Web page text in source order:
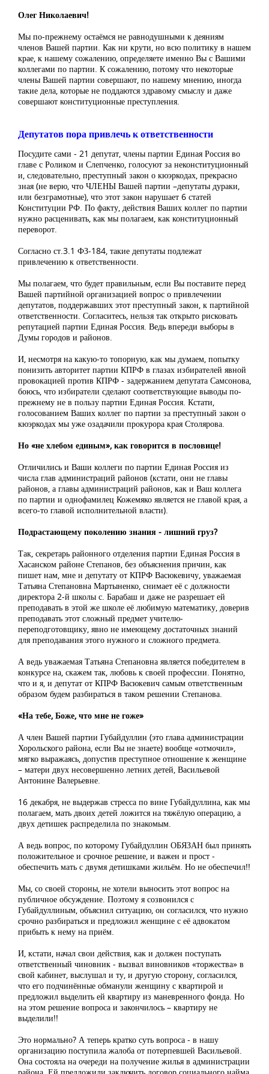
Олег Николаевич!
Мы по-прежнему остаёмся не равнодушными к деяниям
членов Вашей партии. Как ни крути, но всю политику в нашем
крае, к нашему сожалению, определяете именно Вы с Вашими
коллегами по партии. К сожалению, потому что некоторые
члены Вашей партии совершают, по нашему мнению, иногда
такие дела, которые не поддаются здравому смыслу и даже
совершают конституционные преступления.
Депутатов пора привлечь к ответственности
Посудите сами - 21 депутат, члены партии Единая Россия во
главе с Роликом и Слепченко, голосуют за неконституционный
и, следовательно, преступный закон о кюэркодах, прекрасно
зная (не верю, что ЧЛЕНЫ Вашей партии –депутаты дураки,
или безграмотные), что этот закон нарушает 6 статей
Конституции РФ. По факту, действия Ваших коллег по партии
нужно расценивать, как мы полагаем, как конституционный
переворот.
Согласно ст.3.1 ФЗ-184, такие депутаты подлежат
привлечению к ответственности.
Мы полагаем, что будет правильным, если Вы поставите перед
Вашей партийной организацией вопрос о привлечении
депутатов, поддержавших этот преступный закон, к партийной
ответственности. Согласитесь, нельзя так открыто рисковать
репутацией партии Единая Россия. Ведь впереди выборы в
Думы городов и районов.
И, несмотря на какую-то топорную, как мы думаем, попытку
понизить авторитет партии КПРФ в глазах избирателей явной
провокацией против КПРФ - задержанием депутата Самсонова,
боюсь, что избиратели сделают соответствующие выводы по-
прежнему не в пользу партии Единая Россия. Кстати,
голосованием Ваших коллег по партии за преступный закон о
кюэркодах мы уже озадачили прокурора края Столярова.
Но «не хлебом единым», как говорится в пословице!
Отличились и Ваши коллеги по партии Единая Россия из
числа глав администраций районов (кстати, они не главы
районов, а главы администраций районов, как и Ваш коллега
по партии и однофамилец Кожемяко является не главой края, а
всего-то главой исполнительной власти).
Подрастающему поколению знания - лишний груз?
Так, секретарь районного отделения партии Единая Россия в
Хасанском районе Степанов, без объяснения причин, как
пишет нам, мне и депутату от КПРФ Васюкевичу, уважаемая
Татьяна Степановна Мартыненко, снимает её с должности
директора 2-й школы с. Барабаш и даже не разрешает ей
преподавать в этой же школе её любимую математику, доверив
преподавать этот сложный предмет учителю-
переподготовщику, явно не имеющему достаточных знаний
для преподавания этого нужного и сложного предмета.
А ведь уважаемая Татьяна Степановна является победителем в
конкурсе на, скажем так, любовь к своей профессии. Понятно,
что и я, и депутат от КПРФ Васюкевич самым ответственным
образом будем разбираться в таком решении Степанова.
«На тебе, Боже, что мне не гоже»
А член Вашей партии Губайдуллин (это глава администрации
Хорольского района, если Вы не знаете) вообще «отмочил»,
мягко выражаясь, допустив преступное отношение к женщине
– матери двух несовершенно летних детей, Васильевой
Антонине Валерьевне.
16 декабря, не выдержав стресса по вине Губайдуллина, как мы
полагаем, мать двоих детей ложится на тяжёлую операцию, а
двух детишек распределила по знакомым.
А ведь вопрос, по которому Губайдуллин ОБЯЗАН был принять
положительное и срочное решение, и важен и прост -
обеспечить мать с двумя детишками жильём. Но не обеспечил!!
Мы, со своей стороны, не хотели выносить этот вопрос на
публичное обсуждение. Поэтому я созвонился с
Губайдуллиным, объяснил ситуацию, он согласился, что нужно
срочно разбираться и предложил женщине с её адвокатом
прибыть к нему на приём.
И, кстати, начал свои действия, как и должен поступать
ответственный чиновник - вызвал виновников «торжества» в
свой кабинет, выслушал и ту, и другую сторону, согласился,
что его подчинённые обманули женщину с квартирой и
предложил выделить ей квартиру из маневренного фонда. Но
на этом решение вопроса и закончилось – квартиру не
выделили!!
Это нормально? А теперь кратко суть вопроса - в нашу
организацию поступила жалоба от потерпевшей Васильевой.
Она состояла на очереди на получение жилья в администрации